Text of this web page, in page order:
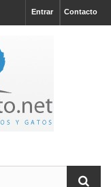
Contacto
Entrar